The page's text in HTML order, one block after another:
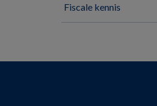
Fiscale kennis